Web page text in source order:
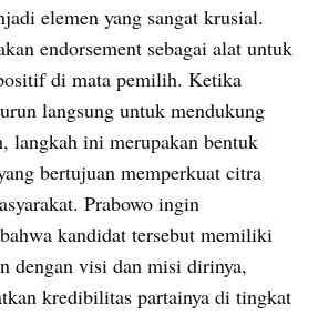
elemen yang sangat krusial.
endorsement sebagai alat untuk
di mata pemilih. Ketika
langsung untuk mendukung
langkah ini merupakan bentuk
bertujuan memperkuat citra
Prabowo ingin
kandidat tersebut memiliki
dengan visi dan misi dirinya,
kredibilitas partainya di tingkat